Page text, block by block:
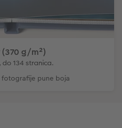
g/m²)
do 134 stranica.
pune boja